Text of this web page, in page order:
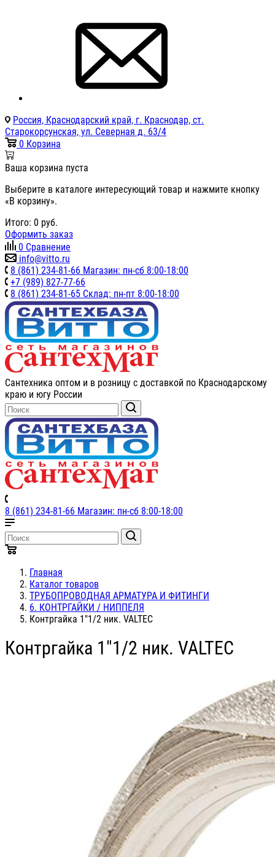
Россия, Краснодарский край, г. Краснодар, ст.
Старокорсунская, ул. Северная д. 63/4
0 Корзина
Ваша корзина пуста
Выберите в каталоге интересующий товар и нажмите кнопку
«В корзину».
Итого: 0 руб.
Оформить заказ
0 Сравнение
info@vitto.ru
8 (861) 234-81-66 Магазин: пн-сб 8:00-18:00
+7 (989) 827-77-66
8 (861) 234-81-65 Склад: пн-пт 8:00-18:00
Сантехника оптом и в розницу с доставкой по Краснодарскому
краю и югу России
8 (861) 234-81-66 Магазин: пн-сб 8:00-18:00
Главная
Каталог товаров
ТРУБОПРОВОДНАЯ АРМАТУРА И ФИТИНГИ
6. КОНТРГАЙКИ / НИППЕЛЯ
Контргайка 1"1/2 ник. VALTEC
Контргайка 1"1/2 ник. VALTEC